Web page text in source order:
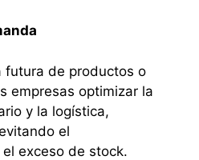
futura de productos o
empresas optimizar la
y la logística,
el
exceso de stock.